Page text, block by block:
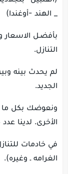
_ الهند -أوغندا)
بأفضـل الاسعار
التنازل.
لم يحدث بينه
الجديد.
ونعوضك بكل ما
الأخرى. لدينا
في خادمات
الغرامه ـ وغيره).